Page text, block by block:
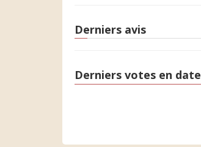
Derniers avis
Derniers votes en date